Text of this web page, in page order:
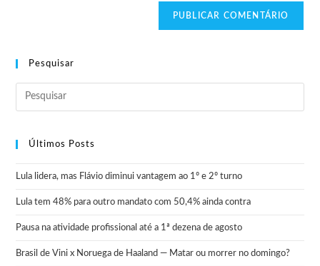
Pesquisar
Últimos Posts
Lula lidera, mas Flávio diminui vantagem ao 1º e 2º turno
Lula tem 48% para outro mandato com 50,4% ainda contra
Pausa na atividade profissional até a 1ª dezena de agosto
Brasil de Vini x Noruega de Haaland — Matar ou morrer no domingo?